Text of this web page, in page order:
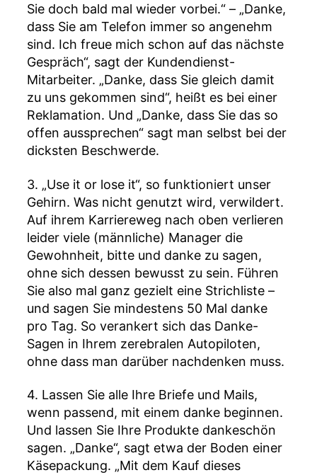
Sie doch bald mal wieder vorbei.“ – „Danke,
dass Sie am Telefon immer so angenehm
sind. Ich freue mich schon auf das nächste
Gespräch“, sagt der Kundendienst-
Mitarbeiter. „Danke, dass Sie gleich damit
zu uns gekommen sind“, heißt es bei einer
Reklamation. Und „Danke, dass Sie das so
offen aussprechen“ sagt man selbst bei der
dicksten Beschwerde.
3. „Use it or lose it“, so funktioniert unser
Gehirn. Was nicht genutzt wird, verwildert.
Auf ihrem Karriereweg nach oben verlieren
leider viele (männliche) Manager die
Gewohnheit, bitte und danke zu sagen,
ohne sich dessen bewusst zu sein. Führen
Sie also mal ganz gezielt eine Strichliste –
und sagen Sie mindestens 50 Mal danke
pro Tag. So verankert sich das Danke-
Sagen in Ihrem zerebralen Autopiloten,
ohne dass man darüber nachdenken muss.
4. Lassen Sie alle Ihre Briefe und Mails,
wenn passend, mit einem danke beginnen.
Und lassen Sie Ihre Produkte dankeschön
sagen. „Danke“, sagt etwa der Boden einer
Käsepackung. „Mit dem Kauf dieses